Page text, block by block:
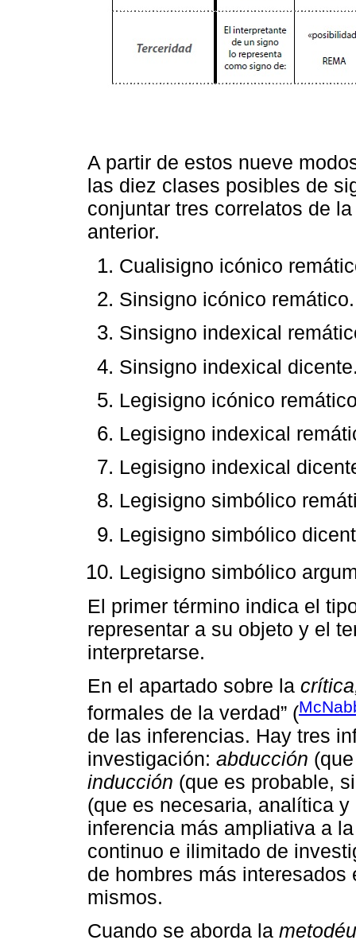
A partir de estos nueve
las diez clases posibles de
conjuntar tres correlatos de
anterior.
Cualisigno icónico
Sinsigno icónico remático.
Sinsigno indexical
Sinsigno indexical
Legisigno icónico
Legisigno indexical
Legisigno indexical
Legisigno simbólico
Legisigno simbólico
Legisigno simbólico
El primer término indica el
representar a su objeto y el
interpretarse.
En el apartado sobre la
formales de la verdad” (
de las inferencias. Hay tres
investigación: abducción
inducción (que es probable,
(que es necesaria, analítica
inferencia más ampliativa a
continuo e ilimitado de
de hombres más
mismos.
Cuando se aborda la